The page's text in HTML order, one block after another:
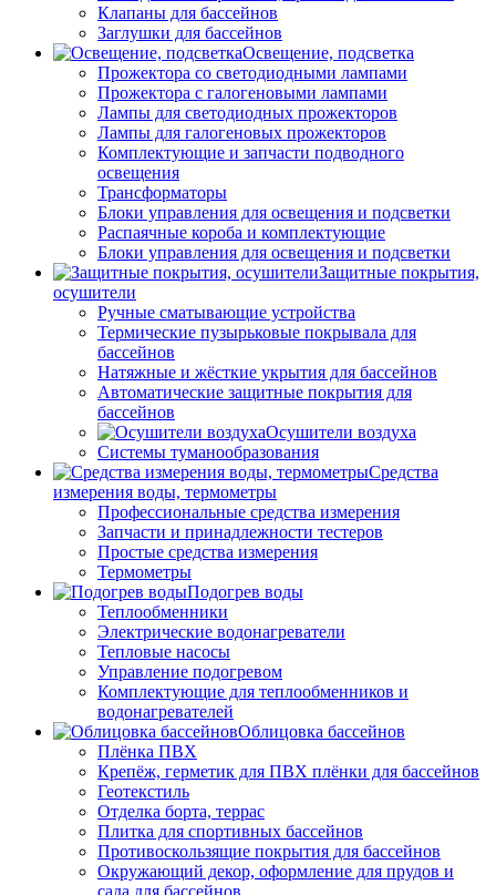
Клапаны для бассейнов
Заглушки для бассейнов
Освещение, подсветка
Прожектора со светодиодными лампами
Прожектора с галогеновыми лампами
Лампы для светодиодных прожекторов
Лампы для галогеновых прожекторов
Комплектующие и запчасти подводного
освещения
Трансформаторы
Блоки управления для освещения и подсветки
Распаячные короба и комплектующие
Блоки управления для освещения и подсветки
Защитные покрытия,
осушители
Ручные сматывающие устройства
Термические пузырьковые покрывала для
бассейнов
Натяжные и жёсткие укрытия для бассейнов
Автоматические защитные покрытия для
бассейнов
Осушители воздуха
Системы туманообразования
Средства
измерения воды, термометры
Профессиональные средства измерения
Запчасти и принадлежности тестеров
Простые средства измерения
Термометры
Подогрев воды
Теплообменники
Электрические водонагреватели
Тепловые насосы
Управление подогревом
Комплектующие для теплообменников и
водонагревателей
Облицовка бассейнов
Плёнка ПВХ
Крепёж, герметик для ПВХ плёнки для бассейнов
Геотекстиль
Отделка борта, террас
Плитка для спортивных бассейнов
Противоскользящие покрытия для бассейнов
Окружающий декор, оформление для прудов и
сада для бассейнов